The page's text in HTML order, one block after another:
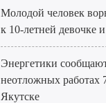
Молодой человек
к 10-летней девочке
Энергетики
неотложных работах
Якутске